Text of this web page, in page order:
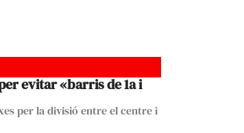
evitar «barris de 1a i
per la divisió entre el centre i